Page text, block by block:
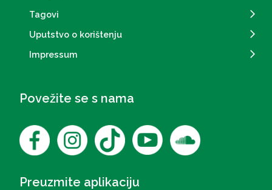
Tagovi
Uputstvo o korištenju
Impressum
Povežite se s nama
Preuzmite aplikaciju